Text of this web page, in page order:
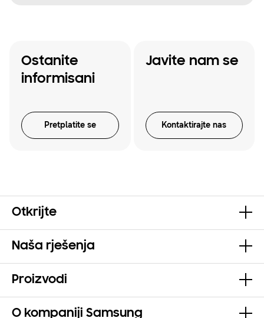
Ostanite
informisani
Pretplatite se
Javite nam se
Kontaktirajte nas
Otkrijte
Naša rješenja
Proizvodi
O kompaniji Samsung